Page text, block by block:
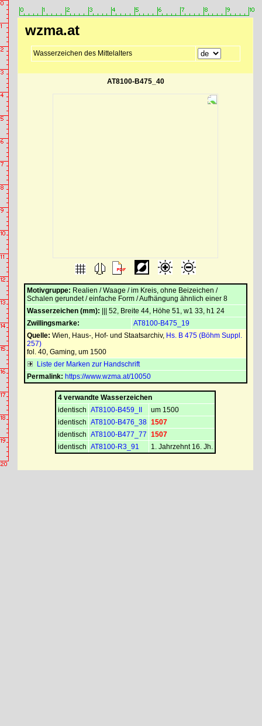
wzma.at
Wasserzeichen des Mittelalters
AT8100-B475_40
Motivgruppe: Realien / Waage / im Kreis, ohne Beizeichen /
Schalen gerundet / einfache Form / Aufhängung ähnlich einer 8
Wasserzeichen (mm): ||| 52, Breite 44, Höhe 51, w1 33, h1 24
Zwillingsmarke:
AT8100-B475_19
Quelle: Wien, Haus-, Hof- und Staatsarchiv, Hs. B 475 (Böhm Suppl.
257)
fol. 40, Gaming, um 1500
Liste der Marken zur Handschrift
Permalink: https://www.wzma.at/10050
4 verwandte Wasserzeichen
identisch AT8100-B459_II
um 1500
identisch AT8100-B476_38 1507
identisch AT8100-B477_77 1507
identisch AT8100-R3_91 1. Jahrzehnt 16. Jh.